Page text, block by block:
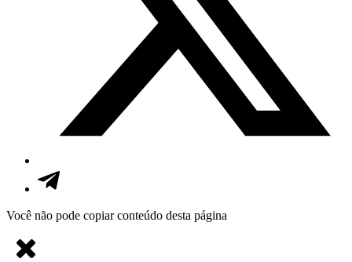
Você não pode copiar conteúdo desta página